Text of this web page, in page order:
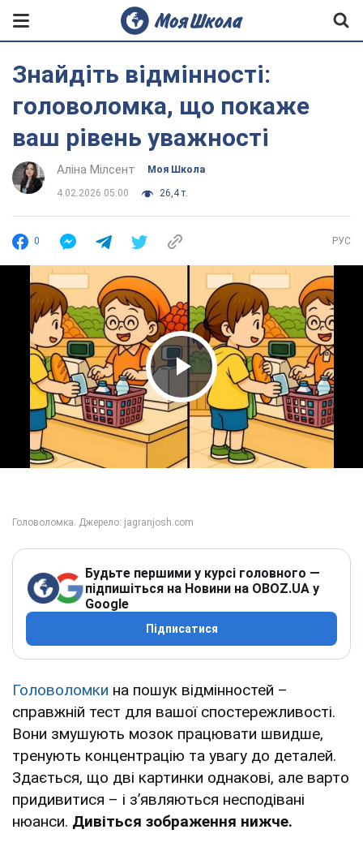
Знайдіть відмінності:
головоломка, що покаже
ваш рівень уважності
Аліна Мілсент Моя Школа
4.02.2026 05:00 26,4 т.
0 РУС
Play Video
Будьте першими у курсі головного —
підпишіться на Новини на OBOZ.UA у
Google
Підписатися
Головоломки на пошук відмінностей –
справжній тест для вашої спостережливості.
Вони змушують мозок працювати швидше,
тренують концентрацію та увагу до деталей.
Здається, що дві картинки однакові, але варто
придивитися – і з’являються несподівані
нюанси. Дивіться зображення нижче.